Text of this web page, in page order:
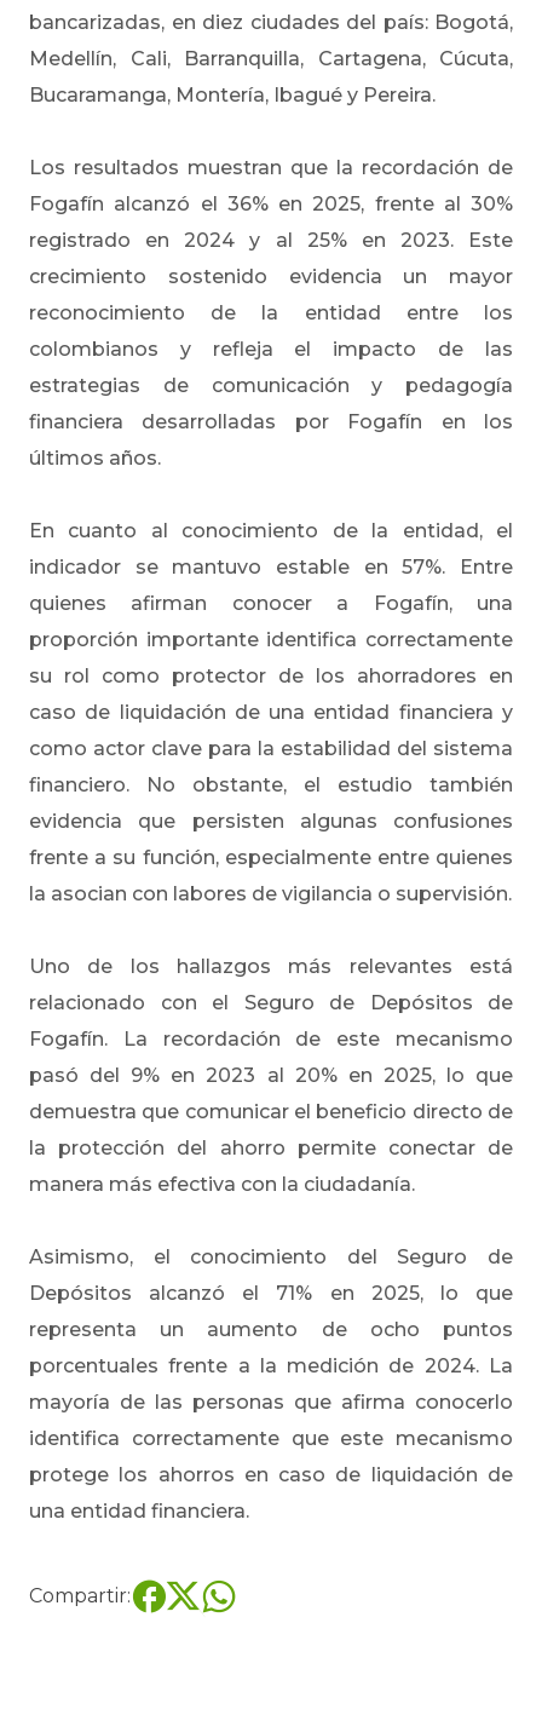
bancarizadas, en diez ciudades del país: Bogotá,
Medellín, Cali, Barranquilla, Cartagena, Cúcuta,
Bucaramanga, Montería, Ibagué y Pereira.
Los resultados muestran que la recordación de
Fogafín alcanzó el 36% en 2025, frente al 30%
registrado en 2024 y al 25% en 2023. Este
crecimiento sostenido evidencia un mayor
reconocimiento de la entidad entre los
colombianos y refleja el impacto de las
estrategias de comunicación y pedagogía
financiera desarrolladas por Fogafín en los
últimos años.
En cuanto al conocimiento de la entidad, el
indicador se mantuvo estable en 57%. Entre
quienes afirman conocer a Fogafín, una
proporción importante identifica correctamente
su rol como protector de los ahorradores en
caso de liquidación de una entidad financiera y
como actor clave para la estabilidad del sistema
financiero. No obstante, el estudio también
evidencia que persisten algunas confusiones
frente a su función, especialmente entre quienes
la asocian con labores de vigilancia o supervisión.
Uno de los hallazgos más relevantes está
relacionado con el Seguro de Depósitos de
Fogafín. La recordación de este mecanismo
pasó del 9% en 2023 al 20% en 2025, lo que
demuestra que comunicar el beneficio directo de
la protección del ahorro permite conectar de
manera más efectiva con la ciudadanía.
Asimismo, el conocimiento del Seguro de
Depósitos alcanzó el 71% en 2025, lo que
representa un aumento de ocho puntos
porcentuales frente a la medición de 2024. La
mayoría de las personas que afirma conocerlo
identifica correctamente que este mecanismo
protege los ahorros en caso de liquidación de
una entidad financiera.
Compartir: